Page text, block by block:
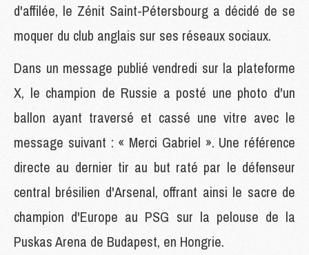
d'affilée, le Zénit Saint-Pétersbourg a décidé de se
moquer du club anglais sur ses réseaux sociaux.
Dans un message publié vendredi sur la plateforme
X, le champion de Russie a posté une photo d'un
ballon ayant traversé et cassé une vitre avec le
message suivant : « Merci Gabriel ». Une référence
directe au dernier tir au but raté par le défenseur
central brésilien d'Arsenal, offrant ainsi le sacre de
champion d'Europe au PSG sur la pelouse de la
Puskas Arena de Budapest, en Hongrie.